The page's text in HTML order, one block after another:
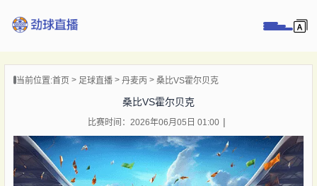
播
闻
当前位置:首页 足球直播 丹麦丙 桑比VS霍尔贝克
桑比VS霍尔贝克
比赛时间：2026年06月05日 01:00